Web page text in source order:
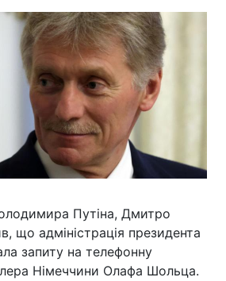
Путіна, Дмитро
що адміністрація президента
запиту на телефонну
Німеччини Олафа Шольца.